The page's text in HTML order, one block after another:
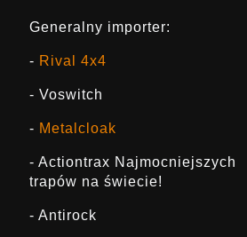
Generalny importer:
- Rival 4x4
- Voswitch
- Metalcloak
- Actiontrax Najmocniejszych
trapów na świecie!
- Antirock